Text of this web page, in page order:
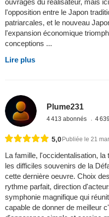
l'opposition entre le Japon
patriarcales, et le nouveau
l'expansion économique
conceptions ...
Lire plus
Plume231
4 413 abonnés 4
5,0 Publiée le 21
La famille, l'occidentalisation,
les difficiles souvenirs de la
cette dernière oeuvre. Choix
rythme parfait, direction
symphonie magnifique qui
capable de donner de meilleur